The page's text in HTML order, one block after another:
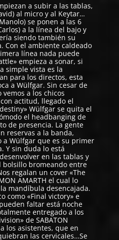
a subir a las tablas,
al micro y al Keytar…
se ponen a las 6
a la línea del bajo y
siendo también su
Con el ambiente caldeado
línea nada puede
empieza a sonar, si
simple vista es la
para los directos, esta
a Wülfgar. Sin cesar de
a los chicos
actitud, llegado el
Wülfgar se quita el
el headbanging de
de presencia. La gente
reservas a la banda,
a Wülfgar que es su primer
Y sin duda lo está
en las tablas y
bolsillo bromeando entre
regalan un cover «The
AMARTH el cual lo
mandíbula desencajada.
como «Final victory» e
faltar está noche
entregado a los
de SABATON
los asistentes, que en
las cervicales…Se